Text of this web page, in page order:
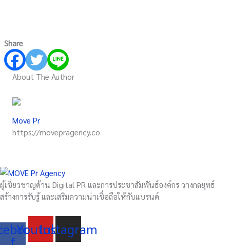
Share
About The Author
Move Pr
https://movepragency.co
ผู้เชี่ยวชาญด้าน Digital PR และการประชาสัมพันธ์องค์กร วางกลยุทธ์
สร้างการรับรู้ และเสริมความน่าเชื่อถือให้กับแบรนด์
Youtube
Instagram